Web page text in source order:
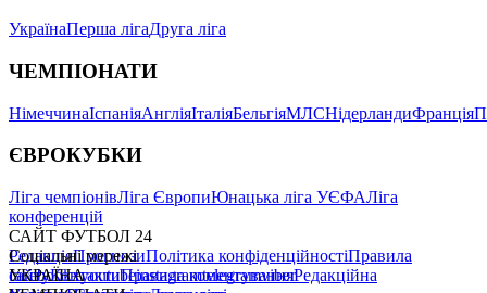
УкраїнаПерша лігаДруга ліга
ЧЕМПІОНАТИ
НімеччинаІспаніяАнгліяІталіяБельгіяМЛСНідерландиФранція
ЄВРОКУБКИ
Ліга чемпіонівЛіга ЄвропиЮнацька ліга УЄФАЛіга
конференцій
САЙТ ФУТБОЛ 24
РедакціяПрогнозиПолітика конфіденційностіПравила
сайтуКонтактиПравила коментуванняРедакційна
Соціальні мережі
facebookxyoutubeinstagramtelegramviber
УКРАЇНА